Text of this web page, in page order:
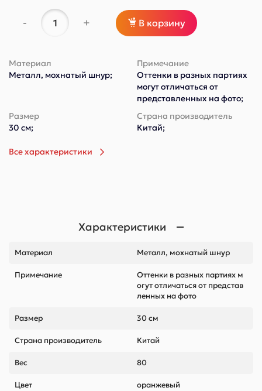
- + В корзину
Материал
Металл, мохнатый шнур;
Примечание
Оттенки в разных партиях
могут отличаться от
представленных на фото;
Размер
30 см;
Страна производитель
Китай;
Все характеристики
Характеристики
Материал Металл, мохнатый шнур
Примечание
Оттенки в разных партиях м
огут отличаться от представ
ленных на фото
Размер 30 см
Страна производитель Китай
Вес 80
Цвет оранжевый